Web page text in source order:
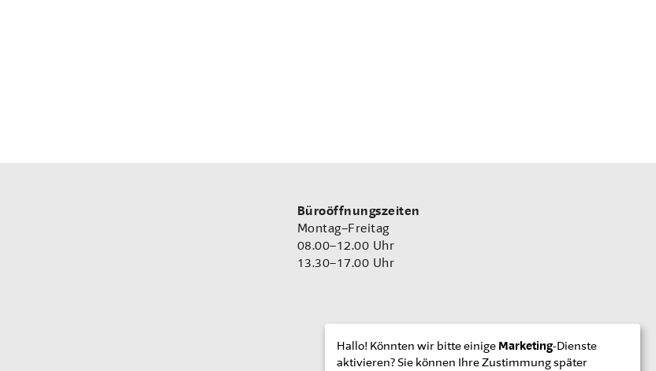
Büroöffnungszeiten
Montag–Freitag
08.00–12.00 Uhr
13.30–17.00 Uhr
Hallo! Könnten wir bitte einige Marketing-Dienste
aktivieren? Sie können Ihre Zustimmung später